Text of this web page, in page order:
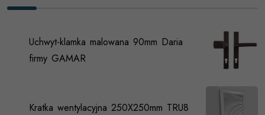
Uchwyt-klamka malowana 90mm Daria
firmy GAMAR
Kratka wentylacyjna 250X250mm TRU8